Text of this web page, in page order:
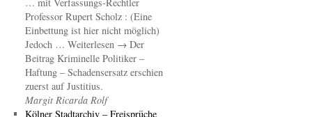
Professor Rupert Scholz : (Eine
Einbettung ist hier nicht möglich)
Jedoch … Weiterlesen → Der
Beitrag Kriminelle Politiker –
Haftung – Schadensersatz erschien
zuerst auf Justitius.
Margit Ricarda Rolf
Kölner Stadtarchiv – Freisprüche